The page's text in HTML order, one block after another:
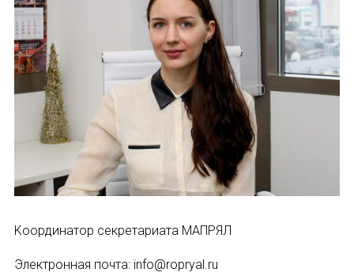
Члены МАПРЯЛ
Устав МАПРЯЛ
Вступить в МАПРЯЛ
История МАПРЯЛ
Медаль А. С. Пушкина
Оплата членских взносов МАПРЯЛ
МЕРОПРИЯТИЯ
Мероприятия МАПРЯЛ на 2026 год
Kоординатор секретариата МАПРЯЛ
Электронная почта: info@ropryal.ru